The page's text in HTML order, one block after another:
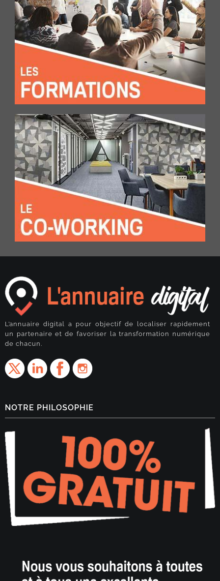
L’annuaire digital a pour objectif de localiser rapidement
un partenaire et de favoriser la transformation numérique
de chacun.
NOTRE PHILOSOPHIE